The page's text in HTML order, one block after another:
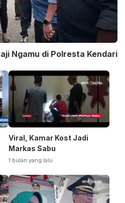
Ngamu di Polresta Kendari
Viral, Kamar Kost Jadi
Markas Sabu
1 bulan yang lalu